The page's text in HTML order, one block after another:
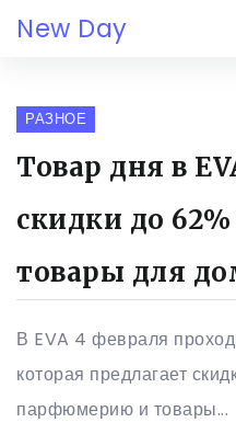
New Day
РАЗНОЕ
Товар дня в
скидки до
товары для
В EVA 4 февраля
которая предлагает
парфюмерию и товары...